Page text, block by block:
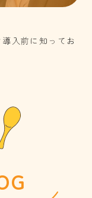
入前に知ってお